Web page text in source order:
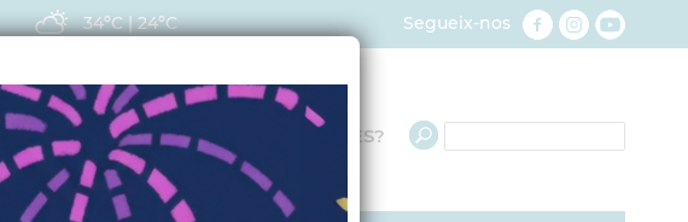
QUÈ NECESSITES?
34ºC|24ºC Segueix-nos